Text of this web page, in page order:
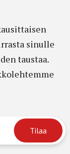
sinulle
taustaa.